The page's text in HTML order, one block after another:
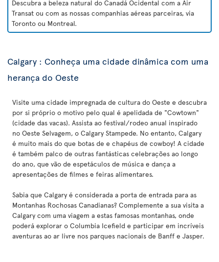
Descubra a beleza natural do Canadá Ocidental com a Air
Transat ou com as nossas companhias aéreas parceiras, via
Toronto ou Montreal.
Calgary : Conheça uma cidade dinâmica com uma
herança do Oeste
Visite uma cidade impregnada de cultura do Oeste e descubra
por si próprio o motivo pelo qual é apelidada de "Cowtown"
(cidade das vacas). Assista ao festival/rodeo anual inspirado
no Oeste Selvagem, o Calgary Stampede. No entanto, Calgary
é muito mais do que botas de e chapéus de cowboy! A cidade
é também palco de outras fantásticas celebrações ao longo
do ano, que vão de espetáculos de música e dança a
apresentações de filmes e feiras alimentares.
Sabia que Calgary é considerada a porta de entrada para as
Montanhas Rochosas Canadianas? Complemente a sua visita a
Calgary com uma viagem a estas famosas montanhas, onde
poderá explorar o Columbia Icefield e participar em incríveis
aventuras ao ar livre nos parques nacionais de Banff e Jasper.